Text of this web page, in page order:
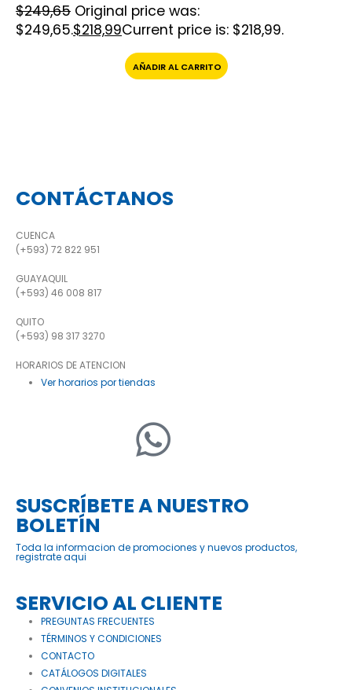
$249,65 Original price was:
$249,65.$218,99Current price is: $218,99.
AÑADIR AL CARRITO
CONTÁCTANOS
CUENCA
(+593) 72 822 951
GUAYAQUIL
(+593) 46 008 817
QUITO
(+593) 98 317 3270
HORARIOS DE ATENCION
Ver horarios por tiendas
SUSCRÍBETE A NUESTRO
BOLETÍN
Toda la informacion de promociones y nuevos productos,
registrate aqui
SERVICIO AL CLIENTE
PREGUNTAS FRECUENTES
TÉRMINOS Y CONDICIONES
CONTACTO
CATÁLOGOS DIGITALES